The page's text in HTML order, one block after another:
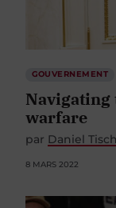
GOUVERNEMENT
Navigating
warfare
par Daniel Tisch
8 MARS 2022